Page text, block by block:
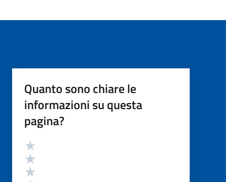
Quanto sono chiare le
informazioni su questa
pagina?
Valutazione